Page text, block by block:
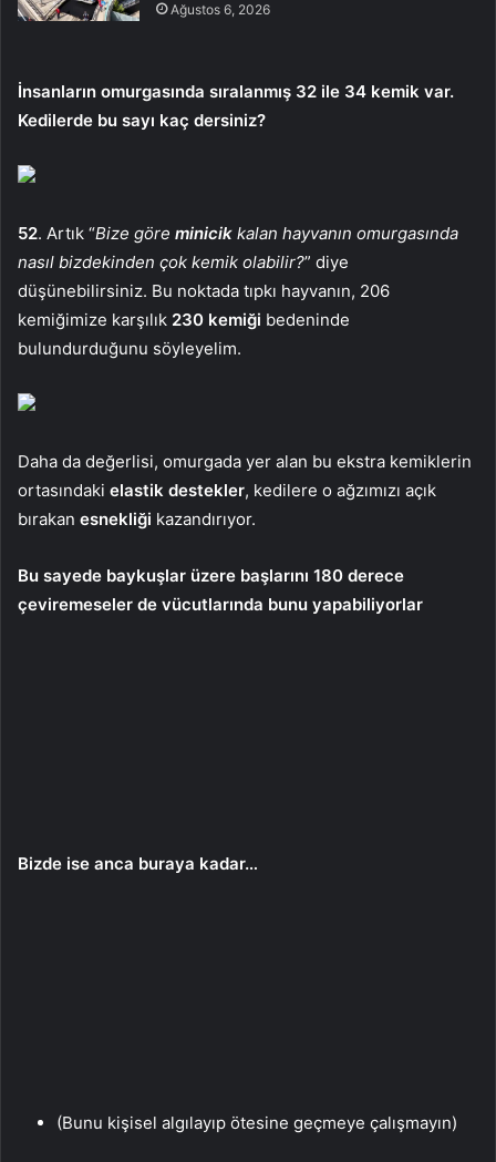
Ağustos 6, 2026
İnsanların omurgasında sıralanmış 32 ile 34 kemik var.
Kedilerde bu sayı kaç dersiniz?
52. Artık “Bize göre minicik kalan hayvanın omurgasında
nasıl bizdekinden çok kemik olabilir?” diye
düşünebilirsiniz. Bu noktada tıpkı hayvanın, 206
kemiğimize karşılık 230 kemiği bedeninde
bulundurduğunu söyleyelim.
Daha da değerlisi, omurgada yer alan bu ekstra kemiklerin
ortasındaki elastik destekler, kedilere o ağzımızı açık
bırakan esnekliği kazandırıyor.
Bu sayede baykuşlar üzere başlarını 180 derece
çeviremeseler de vücutlarında bunu yapabiliyorlar
Bizde ise anca buraya kadar…
(Bunu kişisel algılayıp ötesine geçmeye çalışmayın)